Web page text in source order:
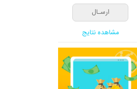
مشاهده نتایج